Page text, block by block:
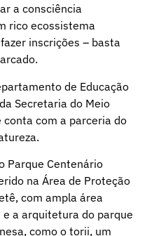
a consciência
rico ecossistema
inscrições – basta
de Educação
Secretaria do Meio
com a parceria do
Parque Centenário
na Área de Proteção
com ampla área
a arquitetura do parque
como o torii, um